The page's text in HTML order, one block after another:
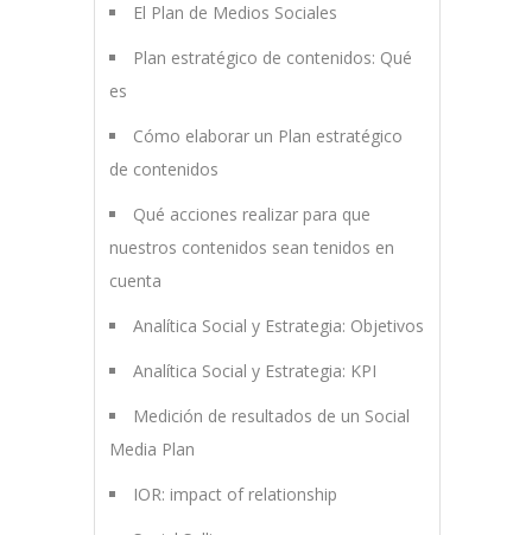
El Plan de Medios Sociales
Plan estratégico de contenidos: Qué
es
Cómo elaborar un Plan estratégico
de contenidos
Qué acciones realizar para que
nuestros contenidos sean tenidos en
cuenta
Analítica Social y Estrategia: Objetivos
Analítica Social y Estrategia: KPI
Medición de resultados de un Social
Media Plan
IOR: impact of relationship